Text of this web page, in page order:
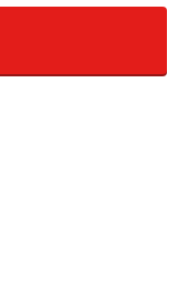
動先]ボタンと[コ
した。